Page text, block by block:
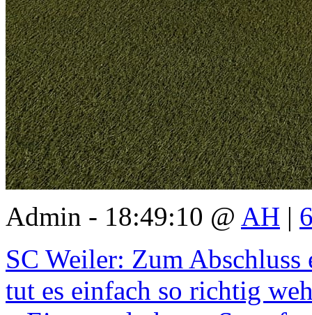
Admin - 18:49:10 @ AH |
SC Weiler: Zum
tut es einfach so richtig